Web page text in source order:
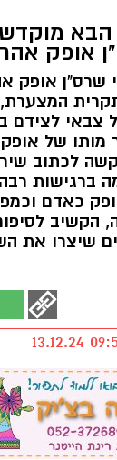
הבא
אופק
שרס"ן אופק
צבאי לצידם
מותו של
לכתוב
ברגישות
כאדם
הקשיב
שיצרו את